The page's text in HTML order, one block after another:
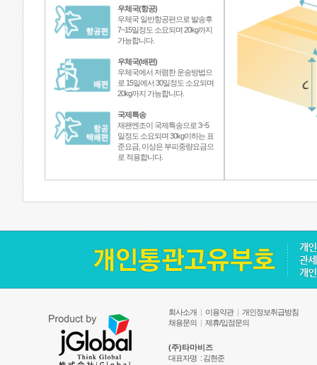
우체국(항공)
우체국 일반항공편으로 발송후
7~15일정도 소요되며 20kg까지
가능합니다.
우체국(배편)
우체국에서 저렴한 운송방법으
로 15일에서 30일정도 소요되며
20kg까지 가능합니다.
국제특송
재팬엔조이 국제특송으로 3~5
일정도 소요되며 30kg이하는 표
준요금, 이상은 부피중량요금으
로 적용합니다.
회사소개 | 이용약관 | 개인정보취급방침
채용문의 | 제휴/입점문의
(주)타마비즈
대표자명 : 김현준